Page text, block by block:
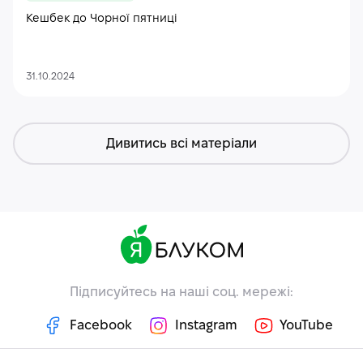
Кешбек до Чорної пятниці
31.10.2024
Дивитись всі матеріали
Підписуйтесь на наші соц. мережі:
Facebook Instagram YouTube